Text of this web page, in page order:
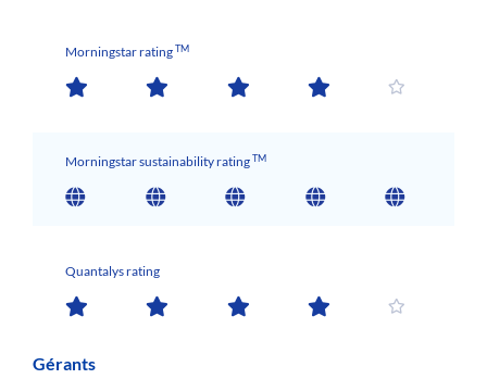
Morningstar ratingTM
Morningstar sustainability ratingTM
Quantalys rating
Gérants